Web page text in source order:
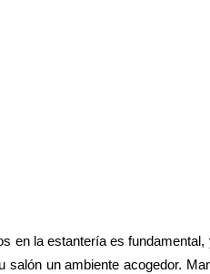
en la estantería es
un ambiente acogedor.